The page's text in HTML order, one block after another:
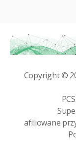
Copyright ©
afiliowane